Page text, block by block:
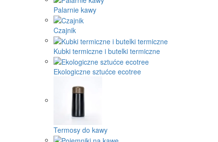
Palarnie kawy
Czajnik
Kubki termiczne i butelki termiczne
Ekologiczne sztućce ecotree
Termosy do kawy